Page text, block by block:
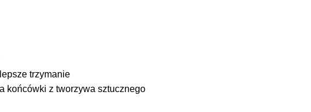
trzymanie
końcówki z tworzywa sztucznego